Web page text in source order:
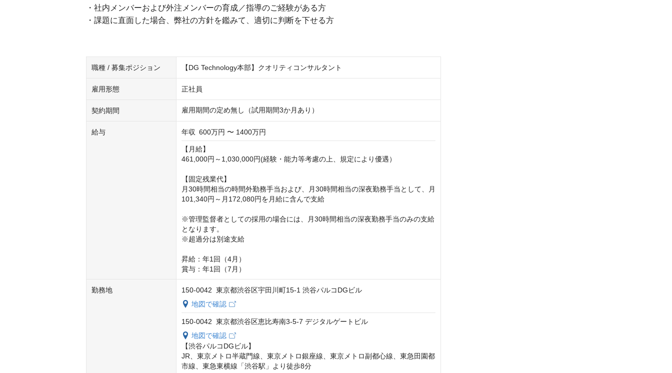
・社内メンバーおよび外注メンバーの育成／指導のご経験がある方
・課題に直面した場合、弊社の方針を鑑みて、適切に判断を下せる方
職種 / 募集ポジション 【DG Technology本部】クオリティコンサルタント
雇用形態 正社員
契約期間 雇用期間の定め無し（試用期間3か月あり）
給与 年収 600万円 〜 1400万円
【月給】
461,000円～1,030,000円(経験・能力等考慮の上、規定により優遇）
【固定残業代】
月30時間相当の時間外勤務手当および、月30時間相当の深夜勤務手当として、月
101,340円～月172,080円を月給に含んで支給
※管理監督者としての採用の場合には、月30時間相当の深夜勤務手当のみの支給
となります。
※超過分は別途支給
昇給：年1回（4月）
賞与：年1回（7月）
勤務地
150-0042 東京都渋谷区宇田川町15-1 渋谷パルコDGビル
地図で確認
150-0042 東京都渋谷区恵比寿南3-5-7 デジタルゲートビル
地図で確認
【渋谷パルコDGビル】
JR、東京メトロ半蔵門線、東京メトロ銀座線、東京メトロ副都心線、東急田園都
市線、東急東横線「渋谷駅」より徒歩8分